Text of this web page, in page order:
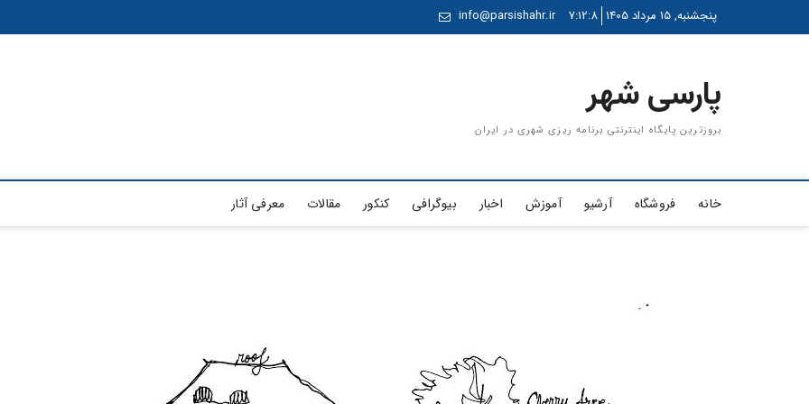
to
پنجشنبه, 15 مرداد 1405 7:12:8
info@parsishahr.ir
پارسی شهر
بروزترین پایگاه اینترنتی برنامه ریزی شهری در ایران
خانه فروشگاه آرشیو آموزش اخبار بیوگرافی کنکور مقالات معرفی آثار